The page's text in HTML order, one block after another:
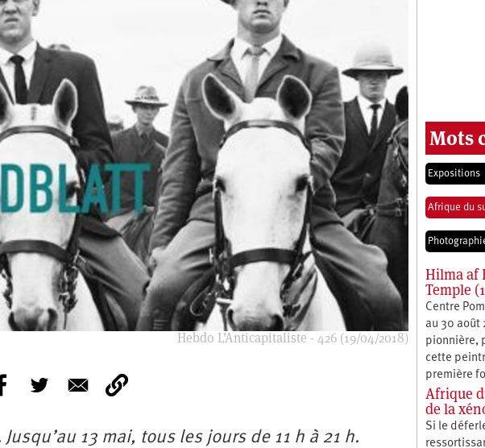
Hebdo L’Anticapitaliste - 426 (19/04/2018)
13 mai, tous les jours de 11 h à 21 h.
Mots
Expositions
Afrique du
Hilma af
Temple
Centre
au 30 août
pionnière,
cette
première
Afrique
de la
Si le